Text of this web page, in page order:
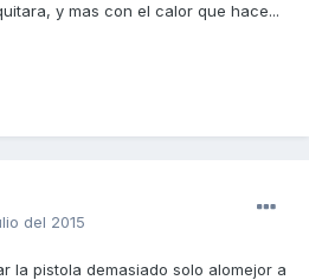
y mas con el calor que hace...
del 2015
la pistola demasiado solo alomejor a